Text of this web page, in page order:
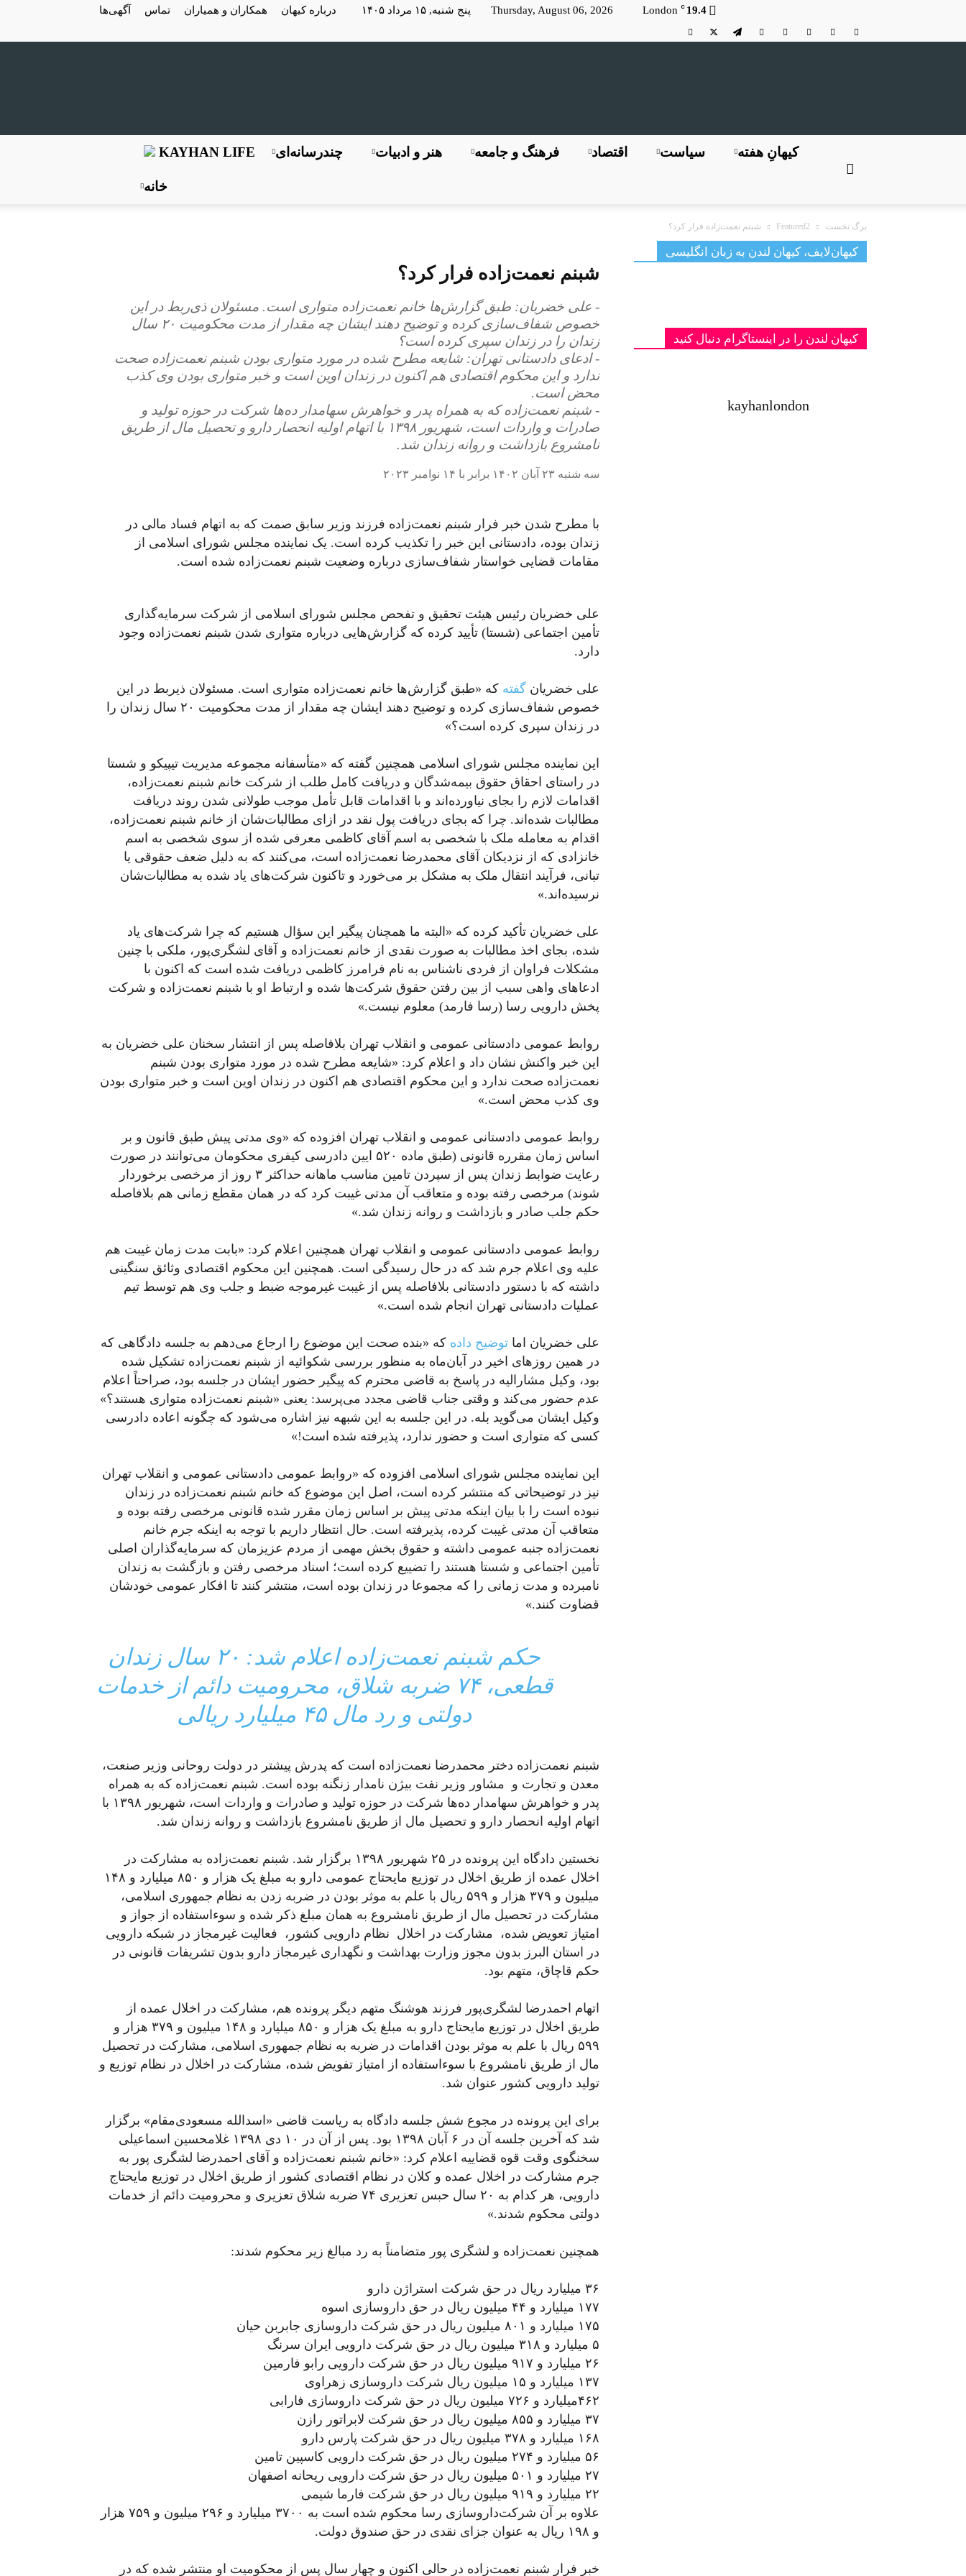
19.4
C
London Thursday, August 06, 2026 پنج شنبه, ۱۵ مرداد ۱۴۰۵ درباره کیهان همکاران و همیاران تماس آگهی‌ها
KayhanLondon
لندن
KAYHAN LIFE چندرسانه‌ای هنر و ادبیات فرهنگ و جامعه اقتصاد سیاست کیهانِ هفته
خانه
برگ نخست Featured2 شبنم نعمت‌زاده فرار کرد؟
شبنم نعمت‌زاده فرار کرد؟
- علی خضربان: طبق گزارش‌ها خانم نعمت‌زاده متواری است. مسئولان ذی‌ربط در این
خصوص شفاف‌سازی کرده و توضیح دهند ایشان چه مقدار از مدت محکومیت ۲۰ سال
زندان را در زندان سپری کرده است؟
- ادعای دادستانی تهران: شایعه مطرح شده در مورد متواری بودن شبنم نعمت‌زاده صحت
ندارد و این محکوم اقتصادی هم اکنون در زندان اوین است و خبر متواری بودن وی کذب
محض است.
- شبنم نعمت‌زاده که به همراه پدر و خواهرش سهامدار ده‌ها شرکت در حوزه تولید و
صادرات و واردات است، شهریور ۱۳۹۸ با اتهام اولیه انحصار دارو و تحصیل مال از طریق
نامشروع بازداشت و روانه زندان شد.
سه شنبه ۲۳ آبان ۱۴۰۲ برابر با ۱۴ نوامبر ۲۰۲۳
با مطرح شدن خبر فرار شبنم نعمت‌زاده فرزند وزیر سابق صمت که به اتهام فساد مالی در
زندان بوده، دادستانی این خبر را تکذیب کرده است. یک نماینده مجلس شورای اسلامی از
مقامات قضایی خواستار شفاف‌سازی درباره وضعیت شبنم نعمت‌زاده شده است.
علی خضریان رئیس هیئت تحقیق و تفحص مجلس شورای اسلامی از شرکت سرمایه‌گذاری
تأمین اجتماعی (شستا) تأیید کرده که گزارش‌هایی درباره متواری شدن شبنم نعمت‌زاده وجود
دارد.
علی خضریان گفته که «طبق گزارش‌ها خانم نعمت‌زاده متواری است. مسئولان ذیربط در این
خصوص شفاف‌سازی کرده و توضیح دهند ایشان چه مقدار از مدت محکومیت ۲۰ سال زندان را
در زندان سپری کرده است؟»
این نماینده مجلس شورای اسلامی همچنین گفته که «متأسفانه مجموعه مدیریت تیپیکو و شستا
در راستای احقاق حقوق بیمه‌شدگان و دریافت کامل طلب از شرکت خانم شبنم نعمت‌زاده،
اقدامات لازم را بجای نیاورده‌اند و با اقدامات قابل تأمل موجب طولانی شدن روند دریافت
مطالبات شده‌اند. چرا که بجای دریافت پول نقد در ازای مطالبات‌شان از خانم شبنم نعمت‌زاده،
اقدام به معامله ملک با شخصی به اسم آقای کاظمی معرفی شده از سوی شخصی به اسم
خانزادی که از نزدیکان آقای محمدرضا نعمت‌زاده است، می‌کنند که به دلیل ضعف حقوقی یا
تبانی، فرآیند انتقال ملک به مشکل بر می‌خورد و تاکنون شرکت‌های یاد شده به مطالبات‌شان
نرسیده‌اند.»
علی خضریان تأکید کرده که «البته ما همچنان پیگیر این سؤال هستیم که چرا شرکت‌های یاد
شده، بجای اخذ مطالبات به صورت نقدی از خانم نعمت‌زاده و آقای لشگری‌پور، ملکی با چنین
مشکلات فراوان از فردی ناشناس به نام فرامرز کاظمی دریافت شده است که اکنون با
ادعاهای واهی سبب از بین رفتن حقوق شرکت‌ها شده و ارتباط او با شبنم نعمت‌زاده و شرکت
پخش دارویی رسا (رسا فارمد) معلوم نیست.»
روابط عمومی دادستانی عمومی و انقلاب تهران بلافاصله پس از انتشار سخنان علی خضریان به
این خبر واکنش نشان داد و اعلام کرد: «شایعه مطرح شده در مورد متواری بودن شبنم
نعمت‌زاده صحت ندارد و این محکوم اقتصادی هم اکنون در زندان اوین است و خبر متواری بودن
وی کذب محض است.»
روابط عمومی دادستانی عمومی و انقلاب تهران افزوده که «وی مدتی پیش طبق قانون و بر
اساس زمان مقرره قانونی (طبق ماده ۵۲۰ ایین دادرسی کیفری محکومان می‌توانند در صورت
رعایت ضوابط زندان پس از سپردن تامین مناسب ماهانه حداکثر ۳ روز از مرخصی برخوردار
شوند) مرخصی رفته بوده و متعاقب آن مدتی غیبت کرد که در همان مقطع زمانی هم بلافاصله
حکم جلب صادر و بازداشت و روانه زندان شد.»
روابط عمومی دادستانی عمومی و انقلاب تهران همچنین اعلام کرد: «بابت مدت زمان غیبت هم
علیه وی اعلام جرم شد که در حال رسیدگی است. همچنین این محکوم اقتصادی وثائق سنگینی
داشته که با دستور دادستانی بلافاصله پس از غیبت غیرموجه ضبط و جلب وی هم توسط تیم
عملیات دادستانی تهران انجام شده است.»
علی خضریان اما توضیح داده که «بنده صحت این موضوع را ارجاع می‌دهم به جلسه دادگاهی که
در همین روزهای اخیر در آبان‌ماه به منظور بررسی شکوائیه از شبنم نعمت‌زاده تشکیل شده
بود، وکیل مشارالیه در پاسخ به قاضی محترم که پیگیر حضور ایشان در جلسه بود، صراحتاً اعلام
عدم حضور می‌کند و وقتی جناب قاضی مجدد می‌پرسد: یعنی «شبنم نعمت‌زاده متواری هستند؟»
وکیل ایشان می‌گوید بله. در این جلسه به این شبهه نیز اشاره می‌شود که چگونه اعاده دادرسی
کسی که متواری است و حضور ندارد، پذیرفته شده است!»
این نماینده مجلس شورای اسلامی افزوده که «روابط عمومی دادستانی عمومی و انقلاب تهران
نیز در توضیحاتی که منتشر کرده است، اصل این موضوع که خانم شبنم نعمت‌زاده در زندان
نبوده است را با بیان اینکه مدتی پیش بر اساس زمان مقرر شده قانونی مرخصی رفته بوده و
متعاقب آن مدتی غیبت کرده، پذیرفته است. حال انتظار داریم با توجه به اینکه جرم خانم
نعمت‌زاده جنبه عمومی داشته و حقوق بخش مهمی از مردم عزیزمان که سرمایه‌گذاران اصلی
تأمین اجتماعی و شستا هستند را تضییع کرده است؛ اسناد مرخصی رفتن و بازگشت به زندان
نامبرده و مدت زمانی را که مجموعا در زندان بوده است، منتشر کنند تا افکار عمومی خودشان
قضاوت کنند.»
حکم شبنم نعمت‌زاده اعلام شد: ٢٠ سال زندان
قطعی، ٧۴ ضربه شلاق، محرومیت دائم از خدمات
دولتی و رد مال ۴۵ میلیارد ریالی
شبنم نعمت‌زاده دختر محمدرضا نعمت‌زاده است که پدرش پیشتر در دولت روحانی وزیر صنعت،
معدن و تجارت و مشاور وزیر نفت بیژن نامدار زنگنه بوده است. شبنم نعمت‌زاده که به همراه
پدر و خواهرش سهامدار ده‌ها شرکت در حوزه تولید و صادرات و واردات است، شهریور ۱۳۹۸ با
اتهام اولیه انحصار دارو و تحصیل مال از طریق نامشروع بازداشت و روانه زندان شد.
نخستین دادگاه این پرونده در ۲۵ شهریور ۱۳۹۸ برگزار شد. شبنم نعمت‌زاده به مشارکت در
اخلال عمده از طریق اخلال در توزیع مایحتاج عمومی دارو به مبلغ یک هزار و ۸۵۰ میلیارد و ۱۴۸
میلیون و ۳۷۹ هزار و ۵۹۹ ریال با علم به موثر بودن در ضربه زدن به نظام جمهوری اسلامی،
مشارکت در تحصیل مال از طریق نامشروع به همان مبلغ ذکر شده و سوءاستفاده از جواز و
امتیاز تعویض شده، مشارکت در اخلال نظام دارویی کشور، فعالیت غیرمجاز در شبکه دارویی
در استان البرز بدون مجوز وزارت بهداشت و نگهداری غیرمجاز دارو بدون تشریفات قانونی در
حکم قاچاق، متهم بود.
اتهام احمدرضا لشگری‌پور فرزند هوشنگ متهم دیگر پرونده هم، مشارکت در اخلال عمده از
طریق اخلال در توزیع مایحتاج دارو به مبلغ یک هزار و ۸۵۰ میلیارد و ۱۴۸ میلیون و ۳۷۹ هزار و
۵۹۹ ریال با علم به موثر بودن اقدامات در ضربه به نظام جمهوری اسلامی، مشارکت در تحصیل
مال از طریق نامشروع با سوءاستفاده از امتیاز تفویض شده، مشارکت در اخلال در نظام توزیع و
تولید دارویی کشور عنوان شد.
برای این پرونده در مجوع شش جلسه دادگاه به ریاست قاضی «اسدالله مسعودی‌مقام» برگزار
شد که آخرین جلسه آن در ۶ آبان ۱۳۹۸ بود. پس از آن در ۱۰ دی ۱۳۹۸ غلامحسین اسماعیلی
سخنگوی وقت قوه قضاییه اعلام کرد: «خانم شبنم نعمت‌زاده و آقای احمدرضا لشگری پور به
جرم مشارکت در اخلال عمده و کلان در نظام اقتصادی کشور از طریق اخلال در توزیع مایحتاج
دارویی، هر کدام به ۲۰ سال حبس تعزیری ۷۴ ضربه شلاق تعزیری و محرومیت دائم از خدمات
دولتی محکوم شدند.»
همچنین نعمت‌زاده و لشگری پور متضامناً به رد مبالغ زیر محکوم شدند:
۳۶ میلیارد ریال در حق شرکت استراژن دارو
۱۷۷ میلیارد و ۴۴ میلیون ریال در حق داروسازی اسوه
۱۷۵ میلیارد و ۸۰۱ میلیون ریال در حق شرکت داروسازی جابربن حیان
۵ میلیارد و ۳۱۸ میلیون ریال در حق شرکت دارویی ایران سرنگ
۲۶ میلیارد و ۹۱۷ میلیون ریال در حق شرکت دارویی رابو فارمین
۱۳۷ میلیارد و ۱۵ میلیون ریال شرکت داروسازی زهراوی
۴۶۲میلیارد و ۷۲۶ میلیون ریال در حق شرکت داروسازی فارابی
۳۷ میلیارد و ۸۵۵ میلیون ریال در حق شرکت لابراتور رازن
۱۶۸ میلیارد و ۳۷۸ میلیون ریال در حق شرکت پارس دارو
۵۶ میلیارد و ۲۷۴ میلیون ریال در حق شرکت دارویی کاسپین تامین
۲۷ میلیارد و ۵۰۱ میلیون ریال در حق شرکت دارویی ریحانه اصفهان
۲۲ میلیارد و ۹۱۹ میلیون ریال در حق شرکت فارما شیمی
علاوه بر آن شرکت‌داروسازی رسا محکوم شده است به ۳۷۰۰ میلیارد و ۲۹۶ میلیون و ۷۵۹ هزار
و ۱۹۸ ریال به عنوان جزای نقدی در حق صندوق دولت.
خبر فرار شبنم نعمت‌زاده در حالی اکنون و چهار سال پس از محکومیت او منتشر شده که در
کیهان‌لایف، کیهان لندن به زبان انگلیسی
کیهان لندن را در اینستاگرام دنبال کنید
kayhanlondon